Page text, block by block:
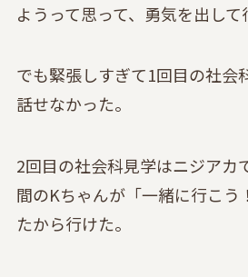
ようって思って、勇気を出して
でも緊張しすぎて1回目の社会
話せなかった。
2回目の社会科見学はニジアカ
間のKちゃんが「一緒に行こう
たから行けた。